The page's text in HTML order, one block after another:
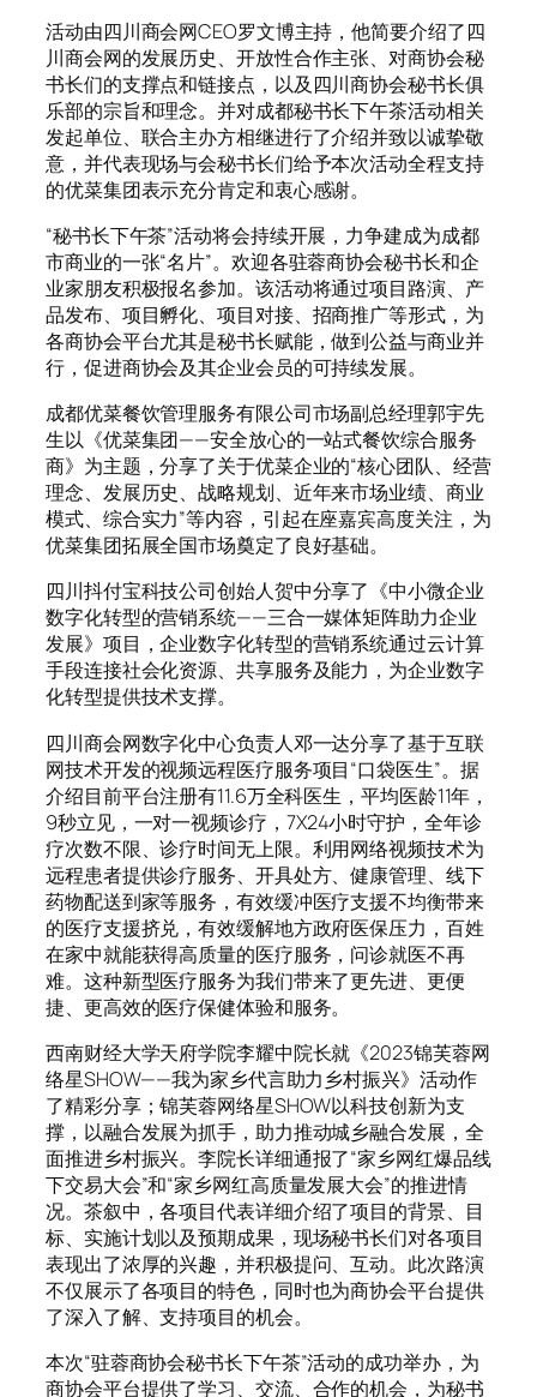
活动由四川商会网CEO罗文博主持，他简要介绍了四
川商会网的发展历史、开放性合作主张、对商协会秘
书长们的支撑点和链接点，以及四川商协会秘书长俱
乐部的宗旨和理念。并对成都秘书长下午茶活动相关
发起单位、联合主办方相继进行了介绍并致以诚挚敬
意，并代表现场与会秘书长们给予本次活动全程支持
的优菜集团表示充分肯定和衷心感谢。
“秘书长下午茶”活动将会持续开展，力争建成为成都
市商业的一张“名片”。欢迎各驻蓉商协会秘书长和企
业家朋友积极报名参加。该活动将通过项目路演、产
品发布、项目孵化、项目对接、招商推广等形式，为
各商协会平台尤其是秘书长赋能，做到公益与商业并
行，促进商协会及其企业会员的可持续发展。
成都优菜餐饮管理服务有限公司市场副总经理郭宇先
生以《优菜集团——安全放心的一站式餐饮综合服务
商》为主题，分享了关于优菜企业的“核心团队、经营
理念、发展历史、战略规划、近年来市场业绩、商业
模式、综合实力”等内容，引起在座嘉宾高度关注，为
优菜集团拓展全国市场奠定了良好基础。
四川抖付宝科技公司创始人贺中分享了《中小微企业
数字化转型的营销系统——三合一媒体矩阵助力企业
发展》项目，企业数字化转型的营销系统通过云计算
手段连接社会化资源、共享服务及能力，为企业数字
化转型提供技术支撑。
四川商会网数字化中心负责人邓一达分享了基于互联
网技术开发的视频远程医疗服务项目“口袋医生”。据
介绍目前平台注册有11.6万全科医生，平均医龄11年，
9秒立见，一对一视频诊疗，7X24小时守护，全年诊
疗次数不限、诊疗时间无上限。利用网络视频技术为
远程患者提供诊疗服务、开具处方、健康管理、线下
药物配送到家等服务，有效缓冲医疗支援不均衡带来
的医疗支援挤兑，有效缓解地方政府医保压力，百姓
在家中就能获得高质量的医疗服务，问诊就医不再
难。这种新型医疗服务为我们带来了更先进、更便
捷、更高效的医疗保健体验和服务。
西南财经大学天府学院李耀中院长就《2023锦芙蓉网
络星SHOW——我为家乡代言助力乡村振兴》活动作
了精彩分享；锦芙蓉网络星SHOW以科技创新为支
撑，以融合发展为抓手，助力推动城乡融合发展，全
面推进乡村振兴。李院长详细通报了“家乡网红爆品线
下交易大会”和“家乡网红高质量发展大会”的推进情
况。茶叙中，各项目代表详细介绍了项目的背景、目
标、实施计划以及预期成果，现场秘书长们对各项目
表现出了浓厚的兴趣，并积极提问、互动。此次路演
不仅展示了各项目的特色，同时也为商协会平台提供
了深入了解、支持项目的机会。
本次“驻蓉商协会秘书长下午茶”活动的成功举办，为
商协会平台提供了学习、交流、合作的机会，为秘书